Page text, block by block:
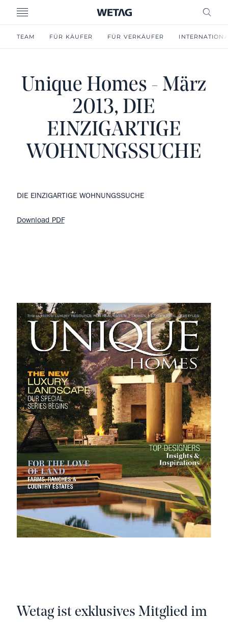
MENU
TEAM FÜR KÄUFER FÜR VERKÄUFER
Unique Homes - März
2013, DIE
EINZIGARTIGE
WOHNUNGSSUCHE
DIE EINZIGARTIGE WOHNUNGSSUCHE
Download PDF
Wetag ist exklusives Mitglied im